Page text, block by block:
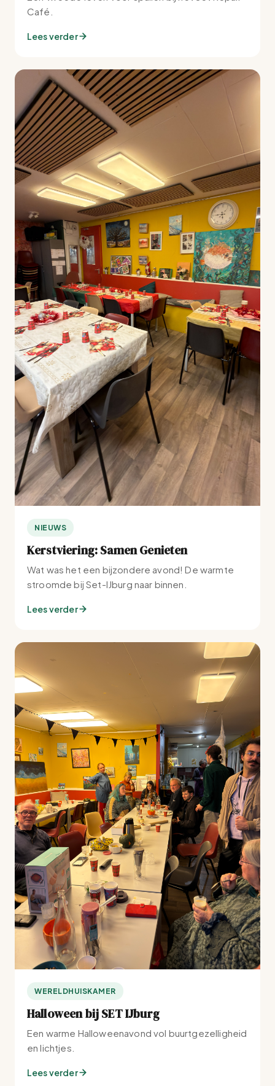
Café.
Lees verder
NIEUWS
Kerstviering: Samen Genieten
Wat was het een bijzondere avond! De warmte
stroomde bij Set-IJburg naar binnen.
Lees verder
WERELDHUISKAMER
Halloween bij SET IJburg
Een warme Halloweenavond vol buurtgezelligheid
en lichtjes.
Lees verder